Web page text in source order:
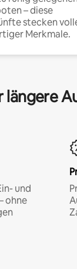
– diese
stecken
Merkmale.
längere
und
ohne